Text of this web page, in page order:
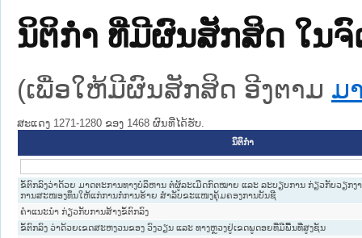
ນິຕິກໍາ ທີ່ມີຜົນສັກສິດ ໃນ
(ເພື່ອໃຫ້ມີຜົນສັກສິດ ອີງຕາມ ມ
ສະແດງ 1271-1280 ຂອງ 1468 ຜົນທີ່ໄດ້ຮັບ.
ນິຕິກໍາ
ຂໍ້ຕົກລົງວ່າດ້ວຍ ມາດຕະການທາງບໍລິຫານ ຕໍ່ຜູ້ລະເມີດກົດໝາຍ ແລະ ລະບຽບການ ກ່ຽວກັບວຽກງ
ການສະໜອງທຶນໃຫ້ແກ່ການກໍ່ການຮ້າຍ ສຳລັບຂະແໜງຄຸ້ມຄອງການບັນຊີ
ຄຳແນະນຳ ກ່ຽວກັບການສ້າງຂໍ້ຕົກລົງ
ຂໍ້ຕົກລົງ ວ່າດ້ວຍເຂດສະຫງວນຂອງ ວົງວຽນ ແລະ ທາງຫຼວງຢູ່ເຂດພູດອຍທີ່ມີພື້ນທີ່ສູງຊັນ